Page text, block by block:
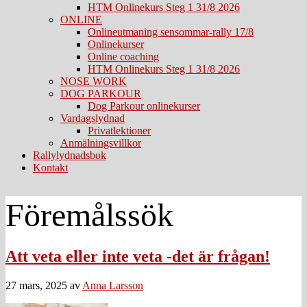
HTM Onlinekurs Steg 1 31/8 2026
ONLINE
Onlineutmaning sensommar-rally 17/8
Onlinekurser
Online coaching
HTM Onlinekurs Steg 1 31/8 2026
NOSE WORK
DOG PARKOUR
Dog Parkour onlinekurser
Vardagslydnad
Privatlektioner
Anmälningsvillkor
Rallylydnadsbok
Kontakt
Föremålssök
Att veta eller inte veta -det är frågan!
27 mars, 2025 av Anna Larsson